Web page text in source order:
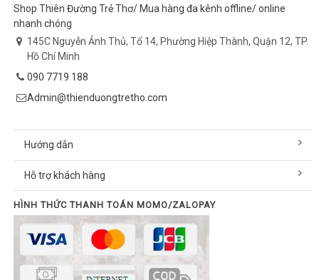
Shop Thiên Đường Trẻ Thơ/ Mua hàng đa kênh offline/ online
nhanh chóng
145C Nguyễn Ảnh Thủ, Tổ 14, Phường Hiệp Thành, Quận 12, TP.
Hồ Chí Minh
090 7719 188
Admin@thienduongtretho.com
Hướng dẫn
Hỗ trợ khách hàng
HÌNH THỨC THANH TOÁN MOMO/ZALOPAY